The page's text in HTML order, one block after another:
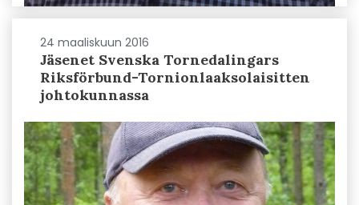
24 maaliskuun 2016
Jäsenet Svenska Tornedalingars
Riksförbund-Tornionlaaksolaisitten
johtokunnassa